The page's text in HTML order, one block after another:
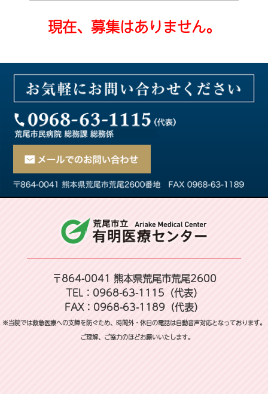
現在、募集はありません。
〒864-0041 熊本県荒尾市荒尾2600
TEL：0968-63-1115（代表）
FAX：0968-63-1189（代表）
※当院では救急医療への支障を防ぐため、時間外・休日の電話は自動音声対応となっております。
ご理解、ご協力のほどお願いいたします。